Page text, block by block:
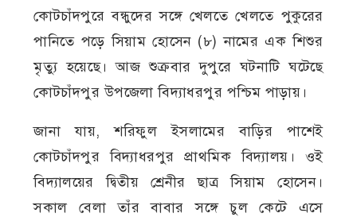
কোটচাঁদপুরে বন্ধুদের সঙ্গে খেলতে খেলতে পুকুরের
পানিতে পড়ে সিয়াম হোসেন (৮) নামের এক শিশুর
মৃত্যু হয়েছে। আজ শুক্রবার দুপুরে ঘটনাটি ঘটেছে
কোটচাঁদপুর উপজেলা বিদ্যাধরপুর পশ্চিম পাড়ায়।
জানা যায়, শরিফুল ইসলামের বাড়ির পাশেই
কোটচাঁদপুর বিদ্যাধরপুর প্রাথমিক বিদ্যালয়। ওই
বিদ্যালয়ের দ্বিতীয় শ্রেনীর ছাত্র সিয়াম হোসেন।
সকাল বেলা তাঁর বাবার সঙ্গে চুল কেটে এসে